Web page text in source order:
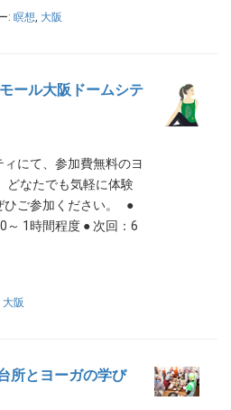
: 瞑想, 大阪
ール大阪ドームシテ
にて、参加費無料のヨ
どなたでも気軽に体験
ご参加ください。 ●
1時間程度 ● 次回：6
大阪
所とヨーガの学び